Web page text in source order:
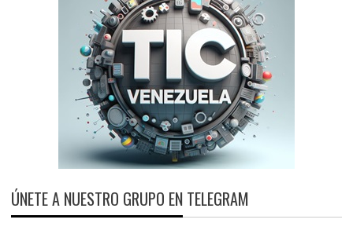
ÚNETE A NUESTRO GRUPO EN TELEGRAM